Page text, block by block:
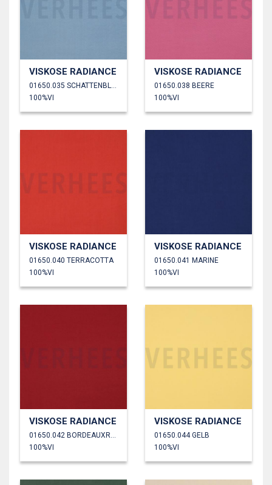
VISKOSE RADIANCE
100%VI
VISKOSE RADIANCE
01650.038 BEERE
100%VI
VISKOSE RADIANCE
01650.040 TERRACOTTA
100%VI
VISKOSE RADIANCE
01650.041 MARINE
100%VI
VISKOSE RADIANCE
100%VI
VISKOSE RADIANCE
01650.044 GELB
100%VI